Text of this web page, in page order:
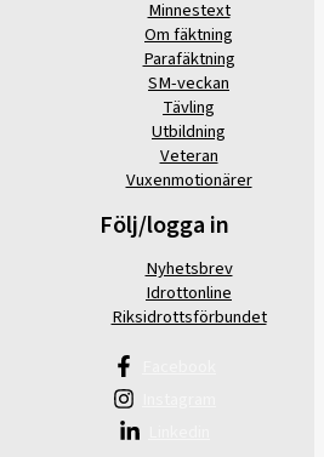
Minnestext
Om fäktning
Parafäktning
SM-veckan
Tävling
Utbildning
Veteran
Vuxenmotionärer
Följ/logga in
Nyhetsbrev
Idrottonline
Riksidrottsförbundet